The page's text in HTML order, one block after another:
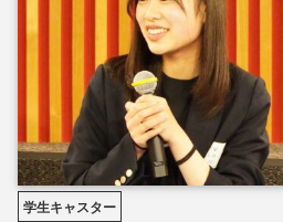
学生キャスター